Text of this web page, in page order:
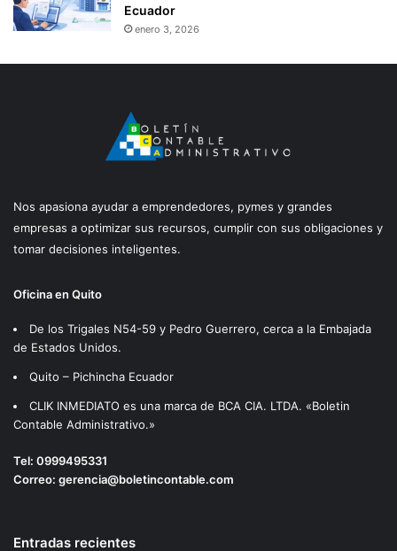
Ecuador
enero 3, 2026
Nos apasiona ayudar a emprendedores, pymes y grandes
empresas a optimizar sus recursos, cumplir con sus obligaciones y
tomar decisiones inteligentes.
Oficina en Quito
De los Trigales N54-59 y Pedro Guerrero, cerca a la Embajada
de Estados Unidos.
Quito – Pichincha Ecuador
CLIK INMEDIATO es una marca de BCA CIA. LTDA. «Boletin
Contable Administrativo.»
Tel: 0999495331
Correo: gerencia@boletincontable.com
Entradas recientes